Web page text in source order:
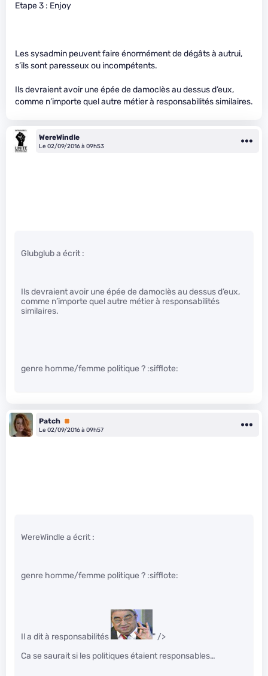
Etape 3 : Enjoy
Les sysadmin peuvent faire énormément de dégâts à autrui,
s’ils sont paresseux ou incompétents.
Ils devraient avoir une épée de damoclès au dessus d’eux,
comme n’importe quel autre métier à responsabilités similaires.
WereWindle
Le 02/09/2016 à 09h53
Glubglub a écrit :
Ils devraient avoir une épée de damoclès au dessus d’eux,
comme n’importe quel autre métier à responsabilités
similaires.
genre homme/femme politique ? :sifflote:
Patch Premium
Le 02/09/2016 à 09h57
WereWindle a écrit :
genre homme/femme politique ? :sifflote:
Il a dit à responsabilités
" />
Ca se saurait si les politiques étaient responsables…